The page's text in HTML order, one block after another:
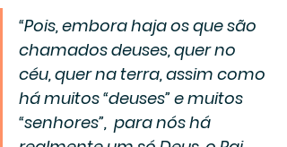
“Pois, embora haja os que são
chamados deuses, quer no
céu, quer na terra, assim como
há muitos “deuses” e muitos
“senhores”,  para nós há